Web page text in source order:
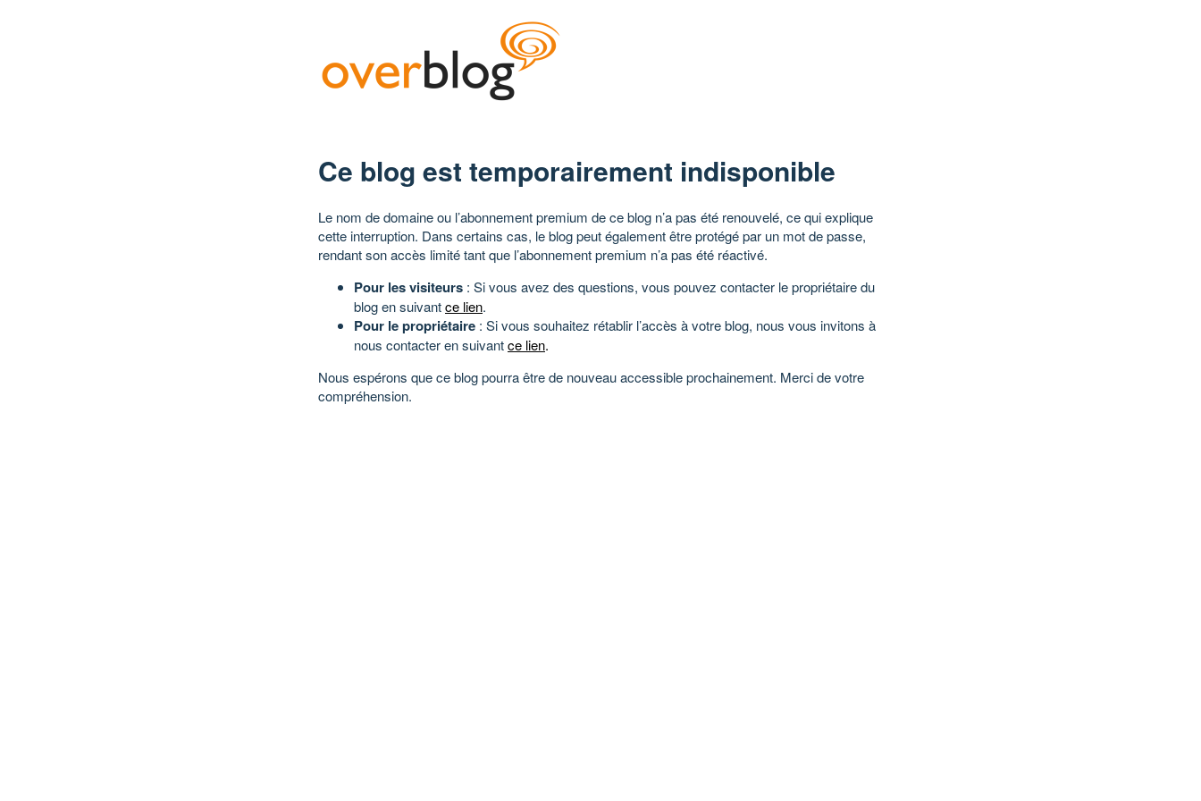
Ce blog est temporairement indisponible
Le nom de domaine ou l’abonnement premium de ce blog n’a pas été renouvelé, ce qui explique
cette interruption. Dans certains cas, le blog peut également être protégé par un mot de passe,
rendant son accès limité tant que l’abonnement premium n’a pas été réactivé.
Pour les visiteurs : Si vous avez des questions, vous pouvez contacter le propriétaire du
blog en suivantce lien.
Pour le propriétaire : Si vous souhaitez rétablir l’accès à votre blog, nous vous invitons à
nous contacter en suivantce lien.
Nous espérons que ce blog pourra être de nouveau accessible prochainement. Merci de votre
compréhension.